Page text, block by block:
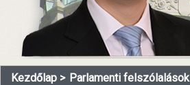
Kezdőlap Parlamenti felszólalások